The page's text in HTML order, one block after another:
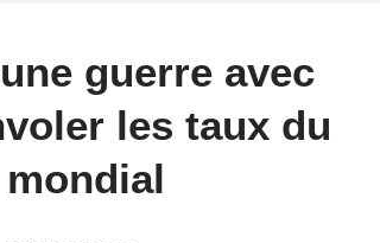
guerre avec
les taux du